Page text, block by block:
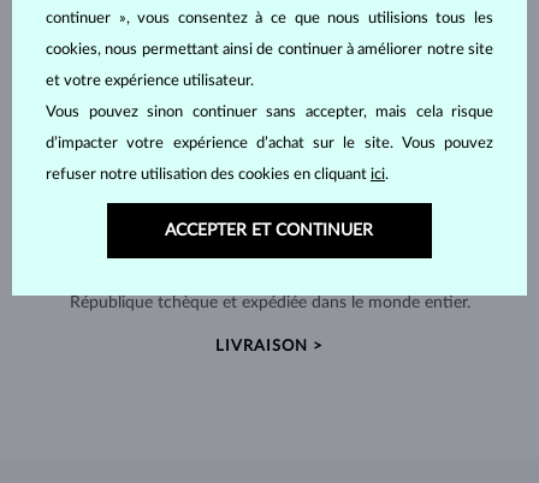
FABRIQUÉS À LA MAIN À PRAGUE
République tchèque et expédiée dans le monde entier.
LIVRAISON >
continuer », vous consentez à ce que nous utilisions tous les
cookies, nous permettant ainsi de continuer à améliorer notre site
et votre expérience utilisateur.
Vous pouvez sinon continuer sans accepter, mais cela risque
d’impacter votre expérience d’achat sur le site. Vous pouvez
refuser notre utilisation des cookies en cliquant ici.
ACCEPTER ET CONTINUER